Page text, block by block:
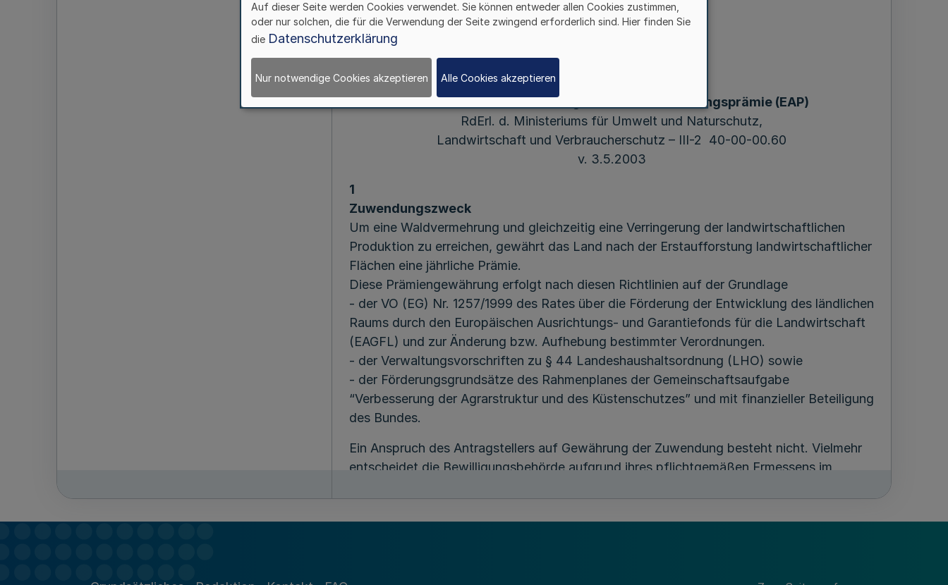
v. 3.5.2003
Richtlinien für die Zahlung einer Erstaufforstungsprämie (EAP)
RdErl. d. Ministeriums für Umwelt und Naturschutz,
Landwirtschaft und Verbraucherschutz – III-2 40-00-00.60
v. 3.5.2003
1
Zuwendungszweck
Um eine Waldvermehrung und gleichzeitig eine Verringerung der landwirtschaftlichen
Produktion zu erreichen, gewährt das Land nach der Erstaufforstung landwirtschaftlicher
Flächen eine jährliche Prämie.
Diese Prämiengewährung erfolgt nach diesen Richtlinien auf der Grundlage
- der VO (EG) Nr. 1257/1999 des Rates über die Förderung der Entwicklung des ländlichen
Raums durch den Europäischen Ausrichtungs- und Garantiefonds für die Landwirtschaft
(EAGFL) und zur Änderung bzw. Aufhebung bestimmter Verordnungen.
- der Verwaltungsvorschriften zu § 44 Landeshaushaltsordnung (LHO) sowie
- der Förderungsgrundsätze des Rahmenplanes der Gemeinschaftsaufgabe
“Verbesserung der Agrarstruktur und des Küstenschutzes” und mit finanzieller Beteiligung
des Bundes.
Ein Anspruch des Antragstellers auf Gewährung der Zuwendung besteht nicht. Vielmehr
entscheidet die Bewilligungsbehörde aufgrund ihres pflichtgemäßen Ermessens im
Auf dieser Seite werden Cookies verwendet. Sie können entweder allen Cookies zustimmen,
oder nur solchen, die für die Verwendung der Seite zwingend erforderlich sind. Hier finden Sie
die Datenschutzerklärung
Nur notwendige Cookies akzeptieren Alle Cookies akzeptieren